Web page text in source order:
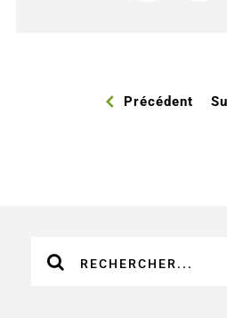
Précédent
sur